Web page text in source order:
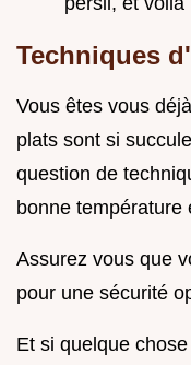
Techniques
Vous êtes vous
plats sont si
question de
bonne température
Assurez vous que
pour une sécurité
Et si quelque